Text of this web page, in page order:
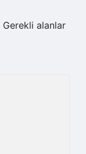
Gerekli alanlar